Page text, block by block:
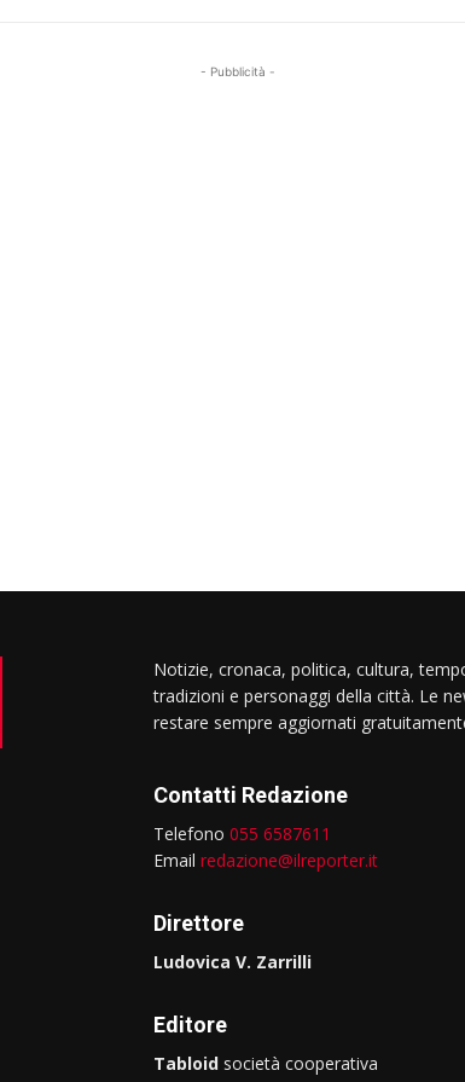
- Pubblicità -
Notizie, cronaca, politica, cultura,
tradizioni e personaggi della città. Le
restare sempre aggiornati
Contatti Redazione
Telefono 055 6587611
Email redazione@ilreporter.it
Direttore
Ludovica V. Zarrilli
Editore
Tabloid società cooperativa